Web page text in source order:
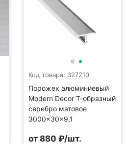
Код товара: 327210
Порожек алюминиевый
Modern Decor Т-образный
серебро матовое
3000×30×9,1
от 880 ₽/шт.